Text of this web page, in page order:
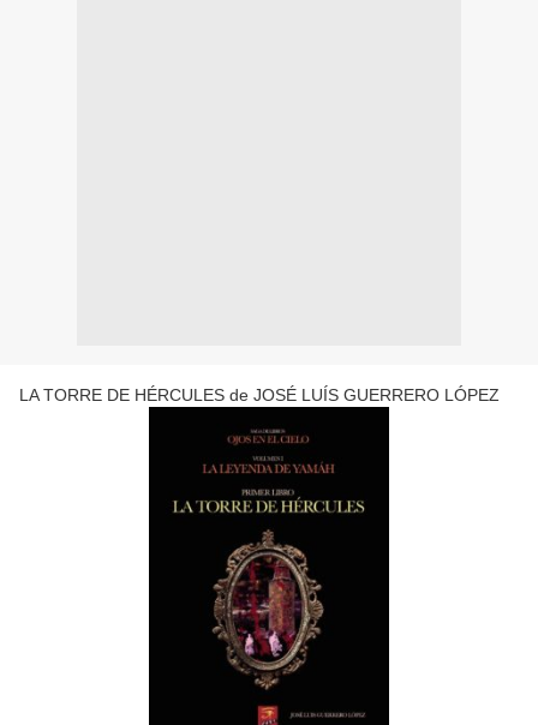
LA TORRE DE HÉRCULES de JOSÉ LUÍS GUERRERO LÓPEZ